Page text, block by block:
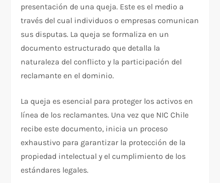
presentación de una queja. Este es el medio a
través del cual individuos o empresas comunican
sus disputas. La queja se formaliza en un
documento estructurado que detalla la
naturaleza del conflicto y la participación del
reclamante en el dominio.
La queja es esencial para proteger los activos en
línea de los reclamantes. Una vez que NIC Chile
recibe este documento, inicia un proceso
exhaustivo para garantizar la protección de la
propiedad intelectual y el cumplimiento de los
estándares legales.